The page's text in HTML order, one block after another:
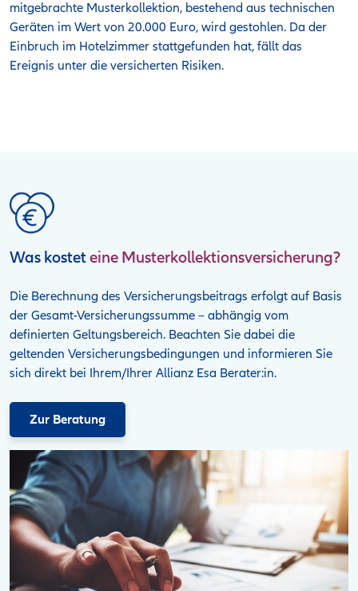
mitgebrachte Musterkollektion, bestehend aus technischen
Geräten im Wert von 20.000 Euro, wird gestohlen. Da der
Einbruch im Hotelzimmer stattgefunden hat, fällt das
Ereignis unter die versicherten Risiken.
Was kosteteine Musterkollektionsversicherung?
Die Berechnung des Versicherungsbeitrags erfolgt auf Basis
der Gesamt-Versicherungssumme – abhängig vom
definierten Geltungsbereich. Beachten Sie dabei die
geltenden Versicherungsbedingungen und informieren Sie
sich direkt bei Ihrem/Ihrer Allianz Esa Berater:in.
Zur Beratung